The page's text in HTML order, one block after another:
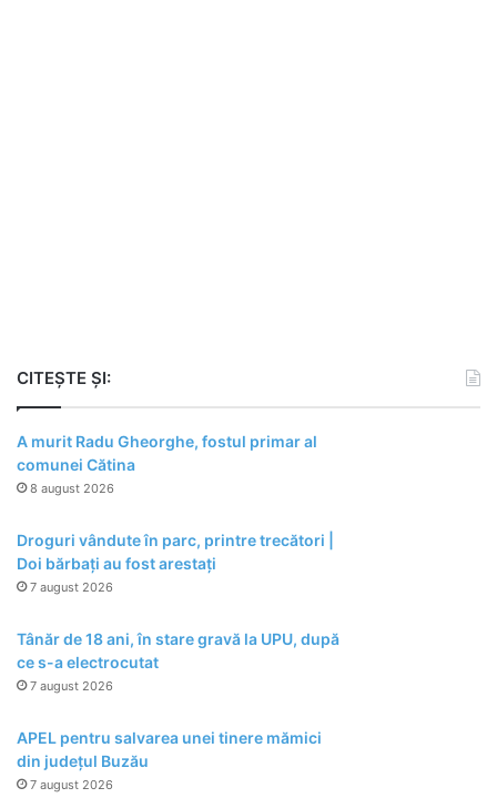
CITEȘTE ȘI:
A murit Radu Gheorghe, fostul primar al
comunei Cătina
8 august 2026
Droguri vândute în parc, printre trecători |
Doi bărbați au fost arestați
7 august 2026
Tânăr de 18 ani, în stare gravă la UPU, după
ce s-a electrocutat
7 august 2026
APEL pentru salvarea unei tinere mămici
din județul Buzău
7 august 2026